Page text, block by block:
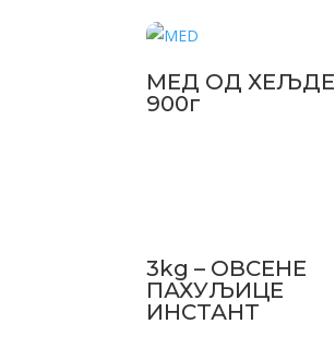
МЕД ОД ХЕЉДЕ
900г
3kg – ОВСЕНЕ
ПАХУЉИЦЕ
ИНСТАНТ